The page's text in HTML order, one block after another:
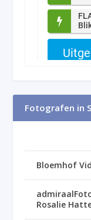
Fotografen in
Bloemhof
Rosalie